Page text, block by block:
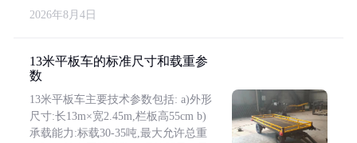
2026年8月4日
13米平板车的标准尺寸和载重参
数
13米平板车主要技术参数包括: a)外形
尺寸:长13m×宽2.45m,栏板高55cm b)
承载能力:标载30-35吨,最大允许总重